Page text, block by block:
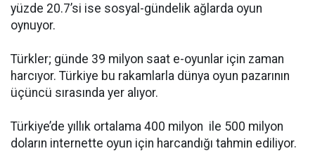
yüzde 20.7’si ise sosyal-gündelik ağlarda oyun
oynuyor.
Türkler; günde 39 milyon saat e-oyunlar için zaman
harcıyor. Türkiye bu rakamlarla dünya oyun pazarının
üçüncü sırasında yer alıyor.
Türkiye’de yıllık ortalama 400 milyon ile 500 milyon
doların internette oyun için harcandığı tahmin ediliyor.